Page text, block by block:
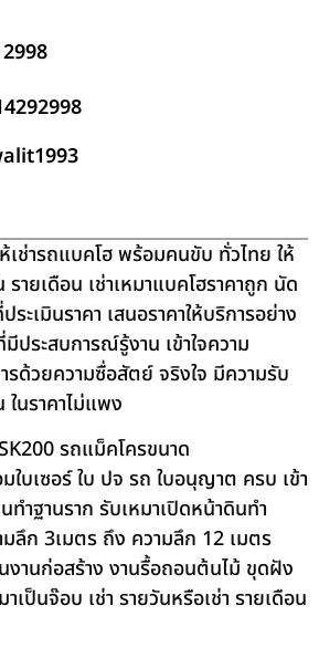
เช่ารถแบคโฮ พร้อมคนขับ ทั่วไทย ให้
รายเดือน เช่าเหมาแบคโฮราคาถูก นัด
ะเมินราคา เสนอราคาให้บริการอย่าง
ประสบการณ์รู้งาน เข้าใจความ
รด้วยความซื่อสัตย์ จริงใจ มีความรับ
นราคาไม่แพง
รถแม็คโครขนาด
บเซอร์ ใบ ปจ รถ ใบอนุญาต ครบ เข้า
ำฐานราก รับเหมาเปิดหน้าดินทำ
มลึก 3เมตร ถึง ความลึก 12 เมตร
านก่อสร้าง งานรื้อถอนต้นไม้ ขุดฝัง
ป็นจ๊อบ เช่า รายวันหรือเช่า รายเดือน